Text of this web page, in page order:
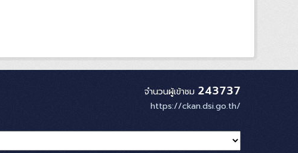
จำนวนผู้เข้าชม 243737
https://ckan.dsi.go.th/